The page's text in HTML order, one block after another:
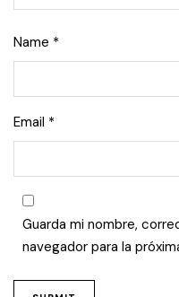
Name *
Email *
Guarda mi nombre,
navegador para la